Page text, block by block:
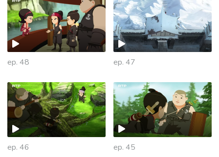
ep. 48 ep. 47
ep. 46 ep. 45